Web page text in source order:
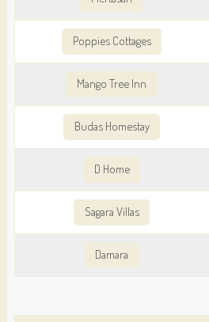
Poppies Cottages
Mango Tree Inn
Budas Homestay
D Home
Sagara Villas
Damara